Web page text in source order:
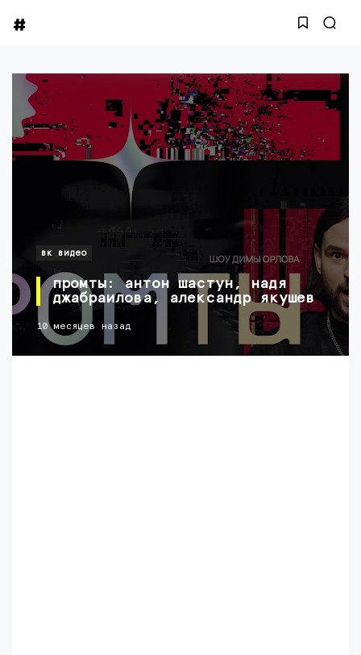
вк видео
промты: антон шастун, надя
джабраилова, александр якушев
10 месяцев назад